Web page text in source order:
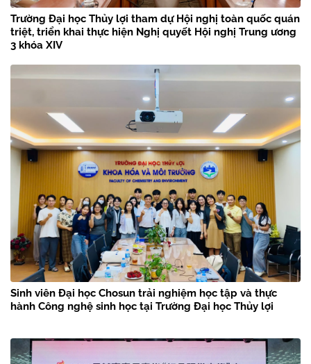
Trường Đại học Thủy lợi tham dự Hội nghị toàn quốc quán
triệt, triển khai thực hiện Nghị quyết Hội nghị Trung ương
3 khóa XIV
Sinh viên Đại học Chosun trải nghiệm học tập và thực
hành Công nghệ sinh học tại Trường Đại học Thủy lợi